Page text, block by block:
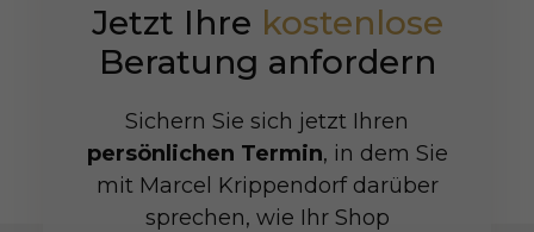
Jetzt Ihre kostenlose
Beratung anfordern
Sichern Sie sich jetzt Ihren
persönlichen Termin, in dem Sie
mit Marcel Krippendorf darüber
sprechen, wie Ihr Shop